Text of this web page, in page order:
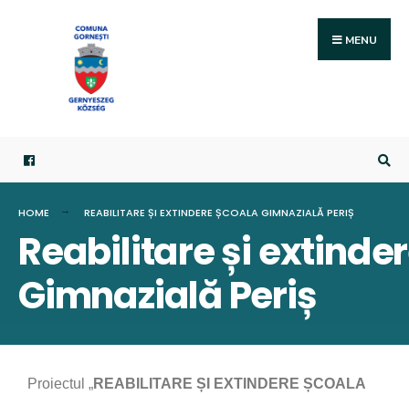
MENU
HOME REABILITARE ȘI EXTINDERE ȘCOALA GIMNAZIALĂ PERIȘ
Reabilitare și
Gimnazială Periș
Proiectul „REABILITARE ȘI EXTINDERE ȘCOALA